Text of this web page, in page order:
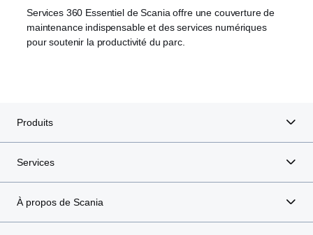
Services 360 Essentiel de Scania offre une couverture de
maintenance indispensable et des services numériques
pour soutenir la productivité du parc.
Produits
Services
À propos de Scania